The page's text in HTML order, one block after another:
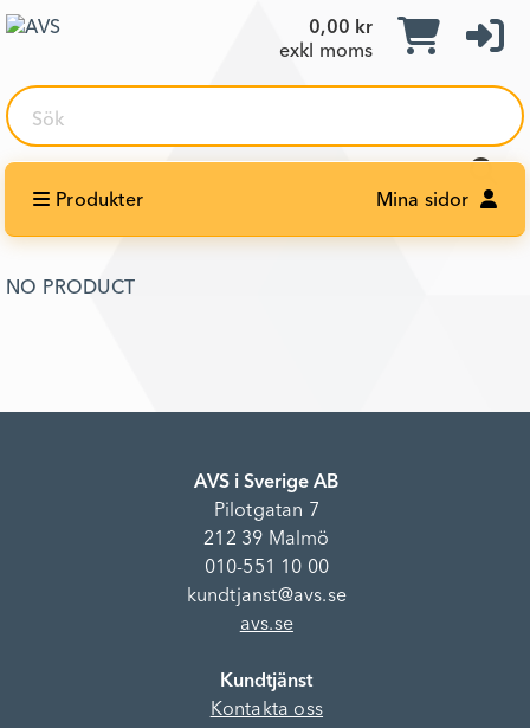
0,00 kr
exkl moms
Sök
Produkter Mina sidor
NO PRODUCT
AVS i Sverige AB
Pilotgatan 7
212 39 Malmö
010-551 10 00
kundtjanst@avs.se
avs.se
Kundtjänst
Kontakta oss